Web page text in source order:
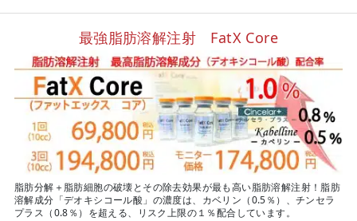
最強脂肪溶解注射 FatX Core
脂肪分解＋脂肪細胞の破壊とその除去効果が最も高い脂肪溶解注射！脂肪
溶解成分「デオキシコール酸」の濃度は、カベリン（0.5％）、チンセラ
プラス（0.8％）を超える、リスク上限の１％配合しています。